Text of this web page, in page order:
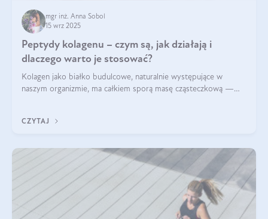
mgr inż. Anna Sobol
15 wrz 2025
Peptydy kolagenu – czym są, jak działają i
dlaczego warto je stosować?
Kolagen jako białko budulcowe, naturalnie występujące w
naszym organizmie, ma całkiem sporą masę cząsteczkową —
bardziej biodostępny
CZYTAJ